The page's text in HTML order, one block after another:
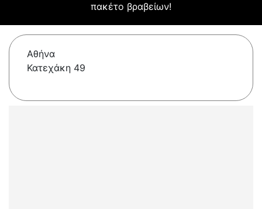
πακέτο βραβείων!
Αθήνα
Κατεχάκη 49